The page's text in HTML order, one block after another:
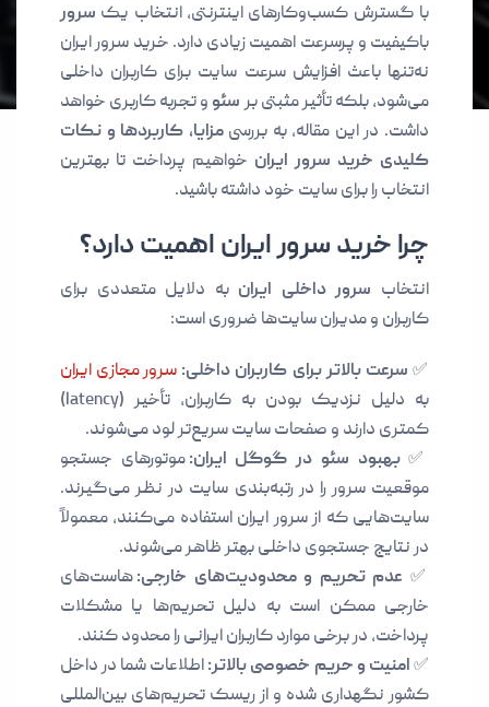
با گسترش کسب‌وکارهای اینترنتی، انتخاب یک سرور
باکیفیت و پرسرعت اهمیت زیادی دارد. خرید سرور ایران
نه‌تنها باعث افزایش سرعت سایت برای کاربران داخلی
می‌شود، بلکه تأثیر مثبتی برسئوو تجربه کاربری خواهد
داشت. در این مقاله، به بررسیمزایا، کاربردها و نکات
کلیدی خرید سرور ایران خواهیم پرداخت تا بهترین
انتخاب را برای سایت خود داشته باشید.
چرا خرید سرور ایران اهمیت دارد؟
انتخاب سرور داخلی ایران به دلایل متعددی برای
کاربران و مدیران سایت‌ها ضروری است:
✅ سرعت بالاتر برای کاربران داخلی: سرور مجازی ایران
به دلیل نزدیک بودن به کاربران، تأخیر (latency)
کمتری دارند و صفحات سایت سریع‌تر لود می‌شوند.
✅بهبود سئو در گوگل ایران:موتورهای جستجو
موقعیت سرور را در رتبه‌بندی سایت در نظر می‌گیرند.
سایت‌هایی که از سرور ایران استفاده می‌کنند، معمولاً
در نتایج جستجوی داخلی بهتر ظاهر می‌شوند.
✅ عدم تحریم و محدودیت‌های خارجی:هاست‌های
خارجی ممکن است به دلیل تحریم‌ها یا مشکلات
پرداخت، در برخی موارد کاربران ایرانی را محدود کنند.
✅امنیت و حریم خصوصی بالاتر:اطلاعات شما در داخل
کشور نگهداری شده و از ریسک تحریم‌های بین‌المللی